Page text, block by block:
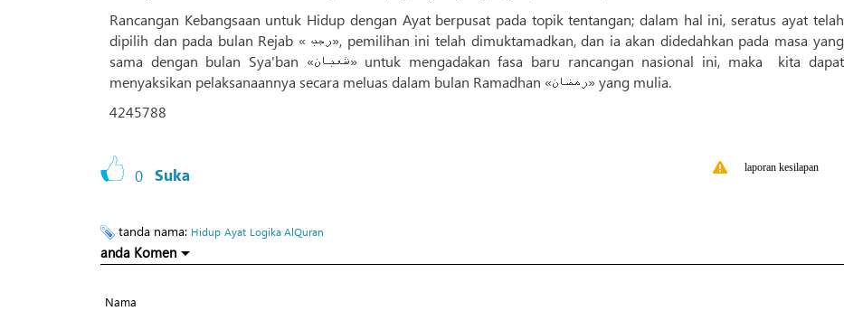
Rancangan Kebangsaan untuk Hidup dengan Ayat berpusat pada topik tentangan; dalam hal ini, seratus ayat telah
dipilih dan pada bulan Rejab « رجب», pemilihan ini telah dimuktamadkan, dan ia akan didedahkan pada masa yang
sama dengan bulan Sya'ban «شعبان» untuk mengadakan fasa baru rancangan nasional ini, maka kita dapat
menyaksikan pelaksanaannya secara meluas dalam bulan Ramadhan «رمضان» yang mulia.
4245788
0 Suka laporan kesilapan
tanda nama: Hidup Ayat Logika AlQuran
anda Komen
Nama